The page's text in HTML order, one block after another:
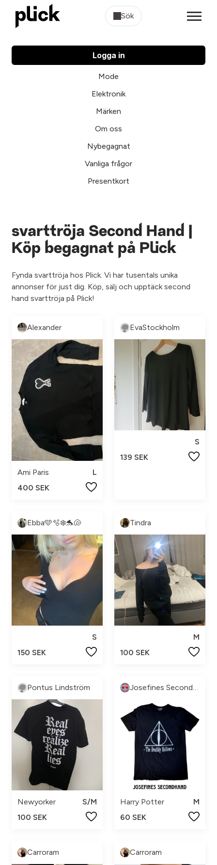
Sök
Logga in
Mode
Elektronik
Märken
Om oss
Nybegagnat
Vanliga frågor
Presentkort
svarttröja Second Hand |
Köp begagnat på Plick
Fynda svarttröja hos Plick. Vi har tusentals unika
annonser för just dig. Köp, sälj och upptäck second
hand svarttröja på Plick!
Alexander
Ami Paris
L
400 SEK
EvaStockholm
S
139 SEK
Ebba🩵🫧❄️🐬🐚
S
150 SEK
Tindra
M
100 SEK
Pontus Lindström
Newyorker
S/M
100 SEK
Harry Potter
M
60 SEK
Carroram Carroram